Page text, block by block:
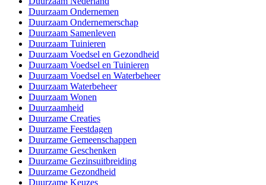
Duurzaam Ondernemen
Duurzaam Ondernemerschap
Duurzaam Samenleven
Duurzaam Tuinieren
Duurzaam Voedsel en Gezondheid
Duurzaam Voedsel en Tuinieren
Duurzaam Voedsel en Waterbeheer
Duurzaam Waterbeheer
Duurzaam Wonen
Duurzaamheid
Duurzame Creaties
Duurzame Feestdagen
Duurzame Gemeenschappen
Duurzame Geschenken
Duurzame Gezinsuitbreiding
Duurzame Gezondheid
Duurzame Keuzes